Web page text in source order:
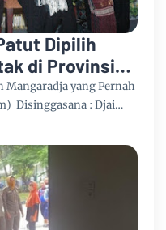
Dipilih
di Provinsi
9 Desember
Mangaradja yang Pernah
Disinggasana : Djai…